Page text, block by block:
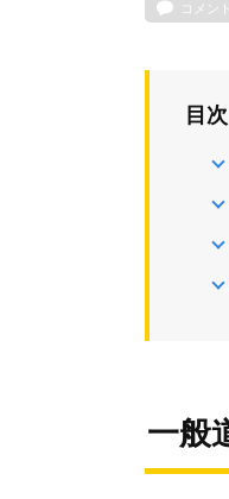
コメント
目次
一般